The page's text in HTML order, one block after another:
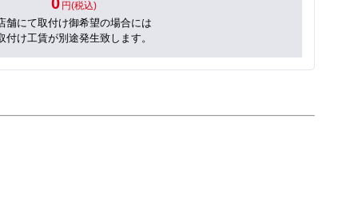
円(税込)
舗にて取付け御希望の場合には
付け工賃が別途発生致します。